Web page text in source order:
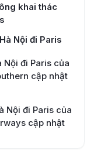
khai thác
Nội đi Paris
đi Paris của
cập nhật
Nội đi Paris của
cập nhật